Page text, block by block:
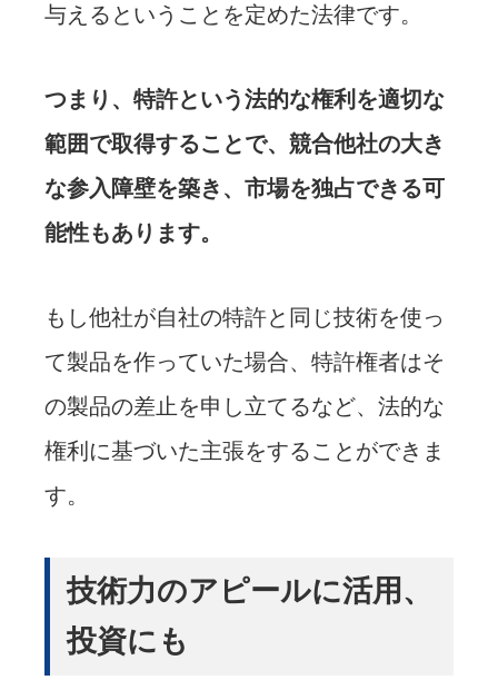
与えるということを定めた法律です。
つまり、特許という法的な権利を適切な
範囲で取得することで、競合他社の大き
な参入障壁を築き、市場を独占できる可
能性もあります。
もし他社が自社の特許と同じ技術を使っ
て製品を作っていた場合、特許権者はそ
の製品の差止を申し立てるなど、法的な
権利に基づいた主張をすることができま
す。
技術力のアピールに活用、
投資にも